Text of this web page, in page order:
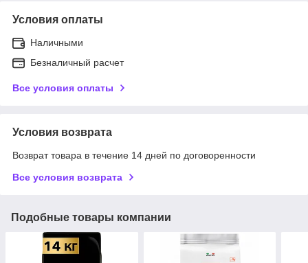
Условия оплаты
Наличными
Безналичный расчет
Все условия оплаты
Условия возврата
Возврат товара в течение 14 дней по договоренности
Все условия возврата
Подобные товары компании